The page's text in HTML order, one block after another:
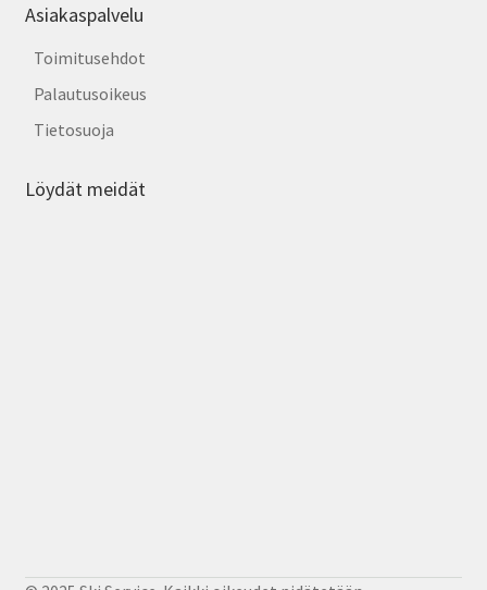
Asiakaspalvelu
Toimitusehdot
Palautusoikeus
Tietosuoja
Löydät meidät